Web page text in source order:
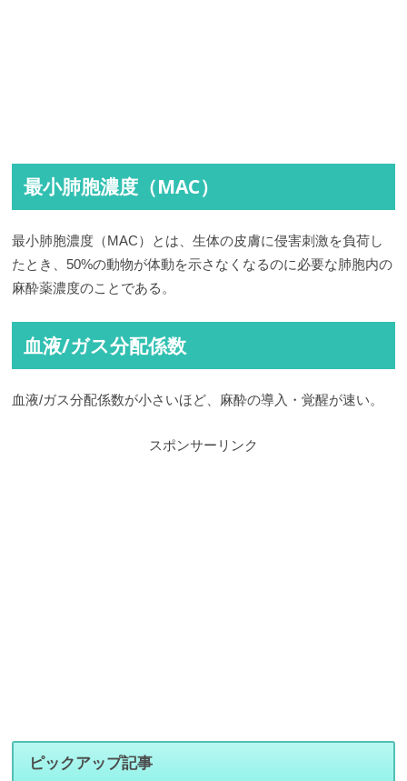
最小肺胞濃度（MAC）
最小肺胞濃度（MAC）とは、生体の皮膚に侵害刺激を負荷し
たとき、50%の動物が体動を示さなくなるのに必要な肺胞内の
麻酔薬濃度のことである。
血液/ガス分配係数
血液/ガス分配係数が小さいほど、麻酔の導入・覚醒が速い。
スポンサーリンク
ピックアップ記事